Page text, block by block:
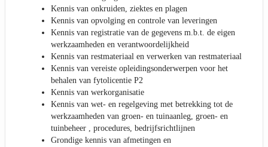
Kennis van onkruiden, ziektes en plagen
Kennis van opvolging en controle van leveringen
Kennis van registratie van de gegevens m.b.t. de eigen
werkzaamheden en verantwoordelijkheid
Kennis van restmateriaal en verwerken van restmateriaal
Kennis van vereiste opleidingsonderwerpen voor het
behalen van fytolicentie P2
Kennis van werkorganisatie
Kennis van wet- en regelgeving met betrekking tot de
werkzaamheden van groen- en tuinaanleg, groen- en
tuinbeheer , procedures, bedrijfsrichtlijnen
Grondige kennis van afmetingen en